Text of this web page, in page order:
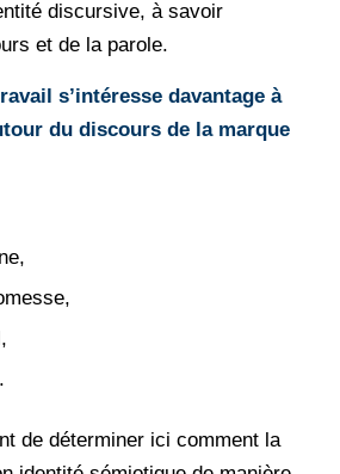
discursive, à savoir
et de la parole.
s’intéresse davantage à
du discours de la marque
de déterminer ici comment la